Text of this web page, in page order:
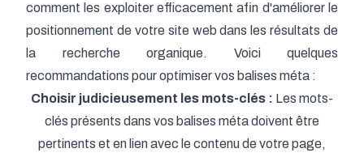
comment les exploiter efficacement afin d'améliorer le
positionnement de votre site web dans les résultats de
la recherche organique. Voici quelques
recommandations pour optimiser vos balises méta :
Choisir judicieusement les mots-clés : Les mots-
clés présents dans vos balises méta doivent être
pertinents et en lien avec le contenu de votre page,